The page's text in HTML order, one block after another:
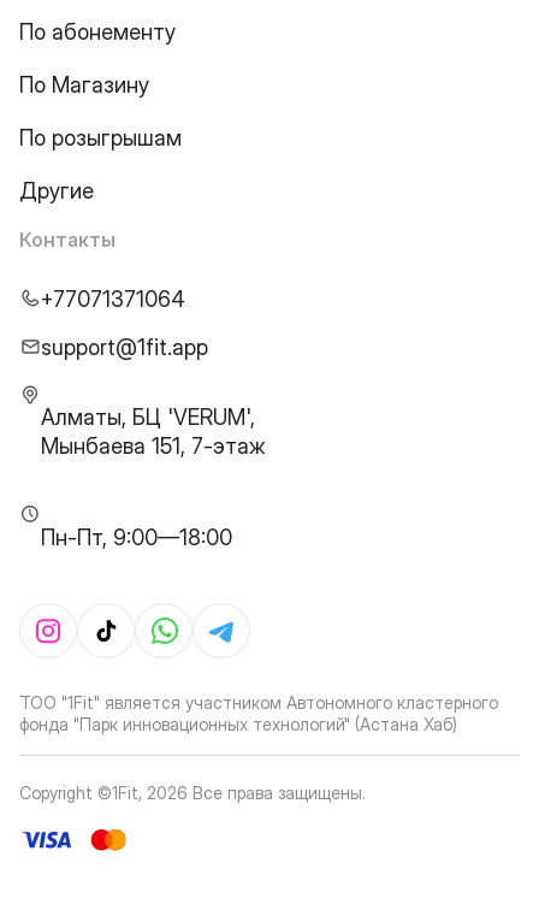
По абонементу
По Магазину
По розыгрышам
Другие
Контакты
+77071371064
support@1fit.app
Алматы, БЦ 'VERUM',
Мынбаева 151, 7-этаж
Пн-Пт, 9:00—18:00
ТОО "1Fit" является участником Автономного кластерного
фонда "Парк инновационных технологий" (Астана Хаб)
Copyright ©1Fit, 2026 Все права защищены.